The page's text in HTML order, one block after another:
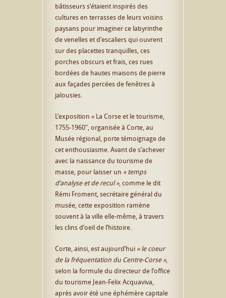
bâtisseurs s’étaient inspirés des
cultures en terrasses de leurs voisins
paysans pour imaginer ce labyrinthe
de venelles et d’escaliers qui ouvrent
sur des placettes tranquilles, ces
porches obscurs et frais, ces rues
bordées de hautes maisons de pierre
aux façades percées de fenêtres à
jalousies.
L’exposition « La Corse et le tourisme,
1755-1960″, organisée à Corte, au
Musée régional, porte témoignage de
cet enthousiasme. Avant de s’achever
avec la naissance du tourisme de
masse, pour laisser un « temps
d’analyse et de recul », comme le dit
Rémi Froment, secrétaire général du
musée, cette exposition ramène
souvent à la ville elle-même, à travers
les clins d’oeil de l’histoire.
Corte, ainsi, est aujourd’hui « le coeur
de la fréquentation du Centre-Corse »,
selon la formule du directeur de l’office
du tourisme Jean-Felix Acquaviva,
après avoir été une éphémère capitale